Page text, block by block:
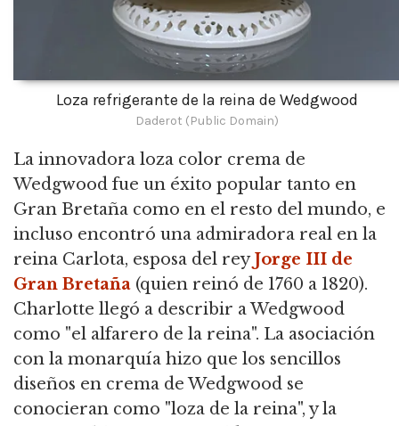
Loza refrigerante de la reina de Wedgwood
Daderot (Public Domain)
La innovadora loza color crema de
Wedgwood fue un éxito popular tanto en
Gran Bretaña como en el resto del mundo, e
incluso encontró una admiradora real en la
reina Carlota, esposa del reyJorge III de
Gran Bretaña (quien reinó de 1760 a 1820).
Charlotte llegó a describir a Wedgwood
como "el alfarero de la reina". La asociación
con la monarquía hizo que los sencillos
diseños en crema de Wedgwood se
conocieran como "loza de la reina", y la